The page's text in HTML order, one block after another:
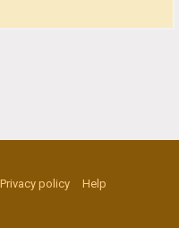
Privacy policy
Help